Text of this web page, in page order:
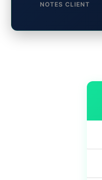
NOTES CLIENT